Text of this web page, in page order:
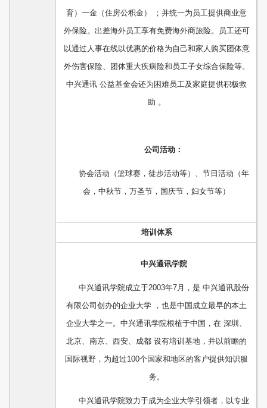
育）一金（住房公积金） ；并统一为员工提供商业意
外保险。出差海外员工享有免费海外商旅险。员工还可
以通过人事在线以优惠的价格为自己和家人购买团体意
外伤害保险、团体重大疾病险和员工子女综合保险等。
中兴通讯 公益基金会还为困难员工及家庭提供积极救
助 。
公司活动：
协会活动（篮球赛，徒步活动等）、节日活动（年
会，中秋节，万圣节，国庆节，妇女节等）
培训体系
中兴通讯学院
中兴通讯学院成立于2003年7月，是 中兴通讯股份
有限公司创办的企业大学 ，也是中国成立最早的本土
企业大学之一。中兴通讯学院根植于中国，在 深圳、
北京、南京、西安、成都 设有培训基地，并以前瞻的
国际视野，为超过100个国家和地区的客户提供知识服
务。
中兴通讯学院致力于成为企业大学引领者，以专业